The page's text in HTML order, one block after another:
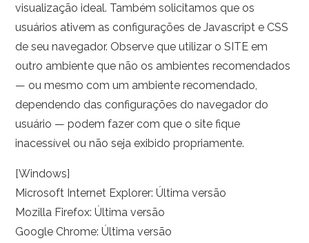
visualização ideal. Também solicitamos que os
usuários ativem as configurações de Javascript e CSS
de seu navegador. Observe que utilizar o SITE em
outro ambiente que não os ambientes recomendados
— ou mesmo com um ambiente recomendado,
dependendo das configurações do navegador do
usuário — podem fazer com que o site fique
inacessível ou não seja exibido propriamente.
[Windows]
Microsoft Internet Explorer: Última versão
Mozilla Firefox: Última versão
Google Chrome: Última versão